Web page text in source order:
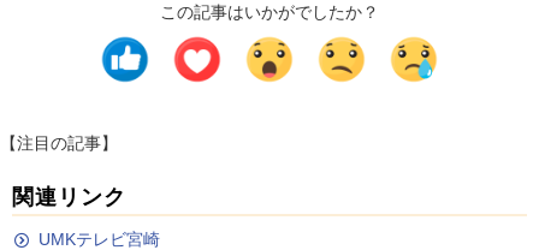
この記事はいかがでしたか？
【注目の記事】
関連リンク
UMKテレビ宮崎